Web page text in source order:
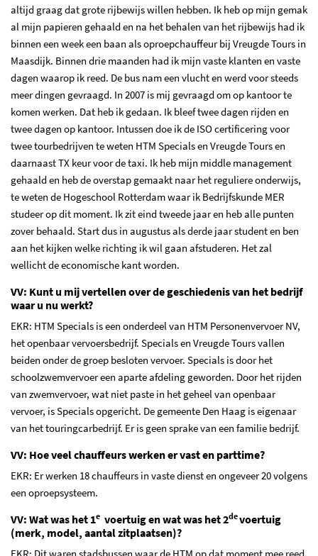
altijd graag dat grote rijbewijs willen hebben. Ik heb op mijn gemak
al mijn papieren gehaald en na het behalen van het rijbewijs had ik
binnen een week een baan als oproepchauffeur bij Vreugde Tours in
Maasdijk. Binnen drie maanden had ik mijn vaste klanten en vaste
dagen waarop ik reed. De bus nam een vlucht en werd voor steeds
meer dingen gevraagd. In 2007 is mij gevraagd om op kantoor te
komen werken. Dat heb ik gedaan. Ik bleef twee dagen rijden en
twee dagen op kantoor. Intussen doe ik de ISO certificering voor
twee tourbedrijven te weten HTM Specials en Vreugde Tours en
daarnaast TX keur voor de taxi. Ik heb mijn middle management
gehaald en heb de overstap gemaakt naar het reguliere onderwijs,
te weten de Hogeschool Rotterdam waar ik Bedrijfskunde MER
studeer op dit moment. Ik zit eind tweede jaar en heb alle punten
zover behaald. Start dus in augustus als derde jaar student en ben
aan het kijken welke richting ik wil gaan afstuderen. Het zal
wellicht de economische kant worden.
VV: Kunt u mij vertellen over de geschiedenis van het bedrijf
waar u nu werkt?
EKR: HTM Specials is een onderdeel van HTM Personenvervoer NV,
het openbaar vervoersbedrijf. Specials en Vreugde Tours vallen
beiden onder de groep besloten vervoer. Specials is door het
schoolzwemvervoer een aparte afdeling geworden. Door het rijden
van zwemvervoer, wat niet paste in het geheel van openbaar
vervoer, is Specials opgericht. De gemeente Den Haag is eigenaar
van het touringcarbedrijf. Er is geen sprake van een familie bedrijf.
VV: Hoe veel chauffeurs werken er vast en parttime?
EKR: Er werken 18 chauffeurs in vaste dienst en ongeveer 20 volgens
een oproepsysteem.
VV: Wat was het 1e voertuig en wat was het 2devoertuig
(merk, model, aantal zitplaatsen)?